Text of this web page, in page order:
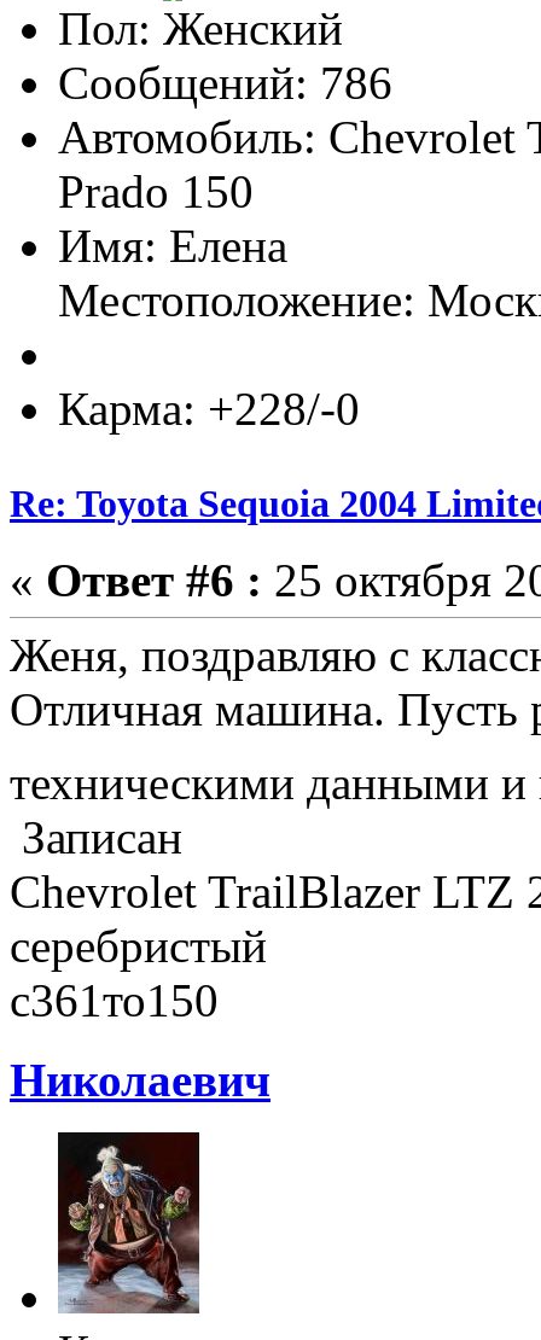
Пол:
Сообщений: 786
Автомобиль: Chevrolet
Prado 150
Имя: Елена
Местоположение:
Карма: +228/-0
Re: Toyota Sequoia 2004
« Ответ #6 : 25 октября
Женя, поздравляю с
Отличная машина. Пусть
техническими данными
Записан
Chevrolet TrailBlazer LTZ
серебристый
с361то150
Николаевич